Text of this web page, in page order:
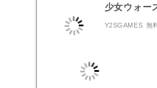
少女ウォー
Y2SGAMES 無